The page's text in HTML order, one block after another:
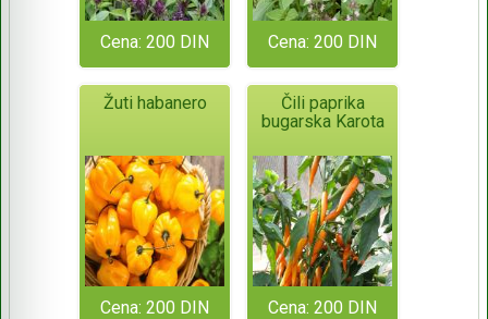
Cena: 200 DIN Cena: 200 DIN
Žuti habanero
Cena: 200 DIN
Čili paprika
bugarska Karota
Cena: 200 DIN